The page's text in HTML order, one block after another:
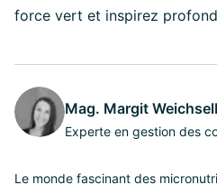
force vert et inspirez
Mag. Margit
Experte en gestion des
Le monde fascinant des